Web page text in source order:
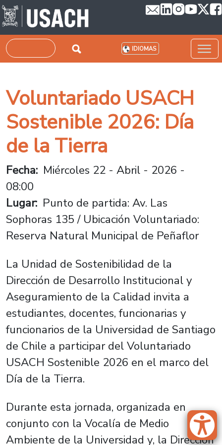
Pasar al contenido principal
Buscar IDIOMAS
Voluntariado USACH
Sostenible 2026: Día
de la Tierra
Fecha Miércoles 22 - Abril - 2026 -
08:00
Lugar Punto de partida: Av. Las
Sophoras 135 / Ubicación Voluntariado:
Reserva Natural Municipal de Peñaflor
La Unidad de Sostenibilidad de la
Dirección de Desarrollo Institucional y
Aseguramiento de la Calidad invita a
estudiantes, docentes, funcionarias y
funcionarios de la Universidad de Santiago
de Chile a participar del Voluntariado
USACH Sostenible 2026 en el marco del
Día de la Tierra.
Durante esta jornada, organizada en
conjunto con la Vocalía de Medio
Ambiente de la Universidad y, la Dirección